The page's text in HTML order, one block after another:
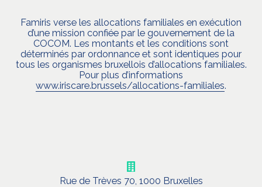
Famiris verse les allocations familiales en exécution
d’une mission confiée par le gouvernement de la
COCOM. Les montants et les conditions sont
déterminés par ordonnance et sont identiques pour
tous les organismes bruxellois d’allocations familiales.
Pour plus d’informations
www.iriscare.brussels/allocations-familiales.
Rue de Trèves 70, 1000 Bruxelles